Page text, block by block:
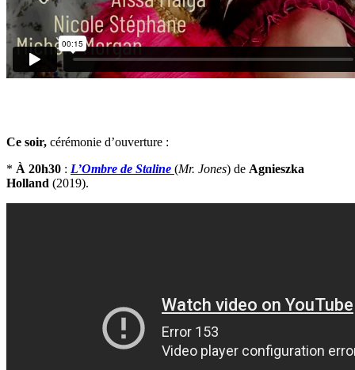
Ce soir, cérémonie d’ouverture :
* À 20h30 : L’Ombre de Staline (Mr. Jones) de Agnieszka
Holland (2019).